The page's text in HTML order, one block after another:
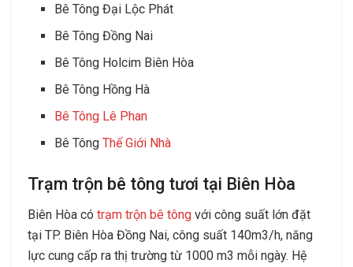
Bê Tông Đại Lộc Phát
Bê Tông Đồng Nai
Bê Tông Holcim Biên Hòa
Bê Tông Hồng Hà
Bê Tông Lê Phan
Bê TôngThế Giới Nhà
Trạm trộn bê tông tươi tại Biên Hòa
Biên Hòa có trạm trộn bê tông với công suất lớn đặt
tại TP. Biên Hòa Đồng Nai, công suất 140m3/h, năng
lực cung cấp ra thị trường từ 1000 m3 mỗi ngày. Hệ